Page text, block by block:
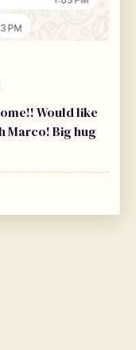
Would like
Marco! Big hug